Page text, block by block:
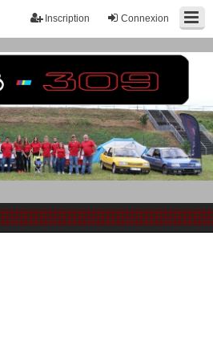
Connexion
Inscription